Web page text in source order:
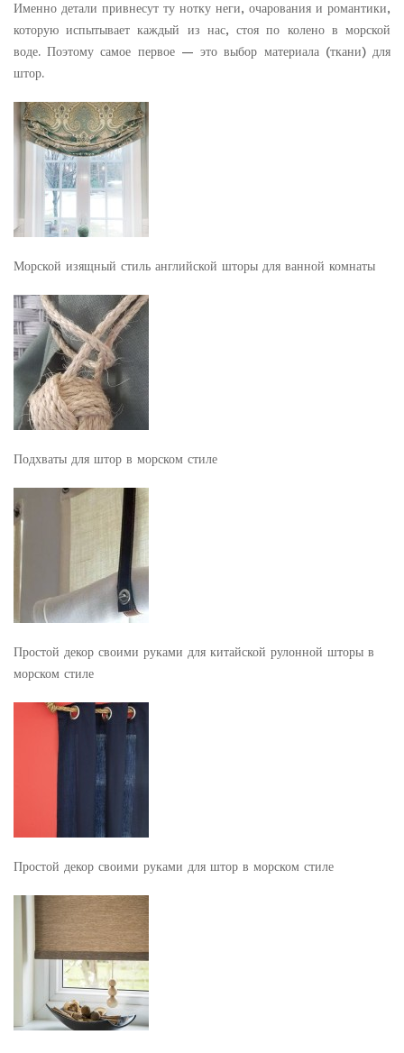
Именно детали привнесут ту нотку неги, очарования и романтики,
которую испытывает каждый из нас, стоя по колено в морской
воде. Поэтому самое первое — это выбор материала (ткани) для
штор.
Морской изящный стиль английской шторы для ванной комнаты
Подхваты для штор в морском стиле
Простой декор своими руками для китайской рулонной шторы в
морском стиле
Простой декор своими руками для штор в морском стиле